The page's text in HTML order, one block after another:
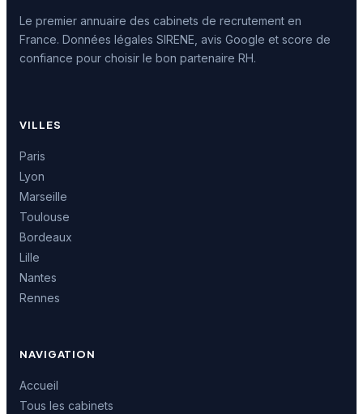
Le premier annuaire des cabinets de recrutement en
France. Données légales SIRENE, avis Google et score de
confiance pour choisir le bon partenaire RH.
VILLES
Paris
Lyon
Marseille
Toulouse
Bordeaux
Lille
Nantes
Rennes
NAVIGATION
Accueil
Tous les cabinets